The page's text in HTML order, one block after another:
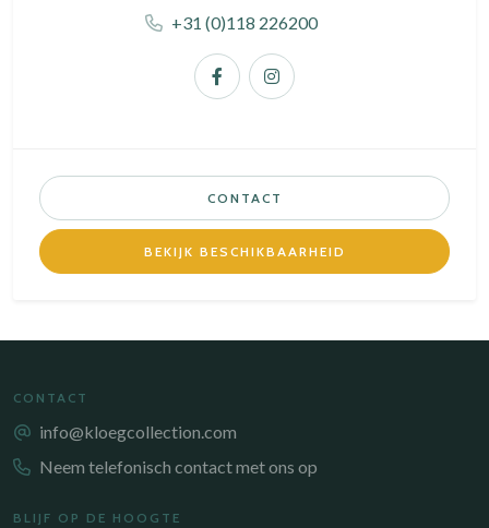
+31 (0)118 226200
CONTACT
BEKIJK BESCHIKBAARHEID
CONTACT
info@kloegcollection.com
Neem telefonisch contact met ons op
BLIJF OP DE HOOGTE